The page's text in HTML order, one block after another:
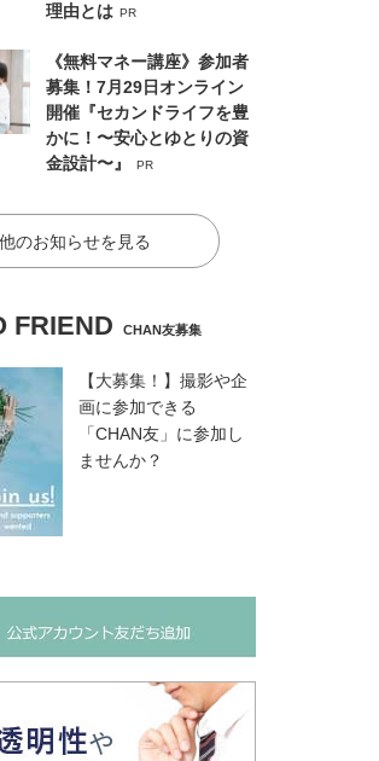
理由とは PR
《無料マネー講座》参加者
募集！7月29日オンライン
開催『セカンドライフを豊
かに！〜安心とゆとりの資
金設計〜』
PR
他のお知らせを見る
FRIEND CHAN友募集
【大募集！】撮影や企
画に参加できる
「CHAN友」に参加し
ませんか？